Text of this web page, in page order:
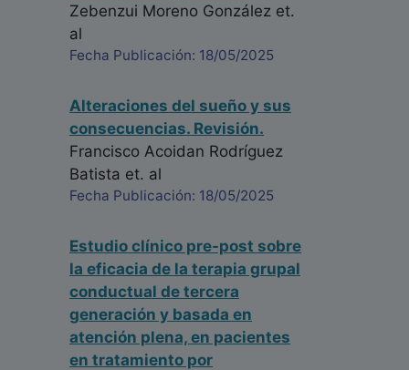
Zebenzui Moreno González et.
al
Fecha Publicación: 18/05/2025
Alteraciones del sueño y sus
consecuencias. Revisión.
Francisco Acoidan Rodríguez
Batista et. al
Fecha Publicación: 18/05/2025
Estudio clínico pre-post sobre
la eficacia de la terapia grupal
conductual de tercera
generación y basada en
atención plena, en pacientes
en tratamiento por